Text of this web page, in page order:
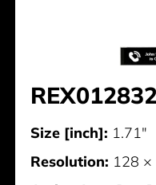
Size [inch]: 1.71"
Resolution: 128 ×